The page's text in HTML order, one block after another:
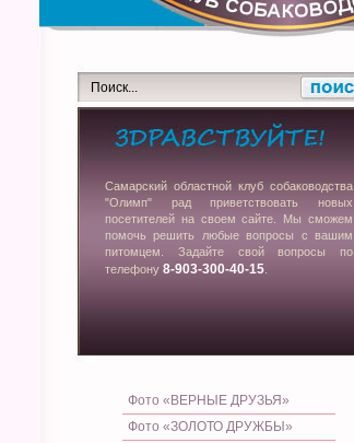
Самарский областной клуб собаководства
"Олимп" рад приветствовать новых
посетителей на своем сайте. Мы сможем
помочь решить любые вопросы с вашим
питомцем. Задайте свой вопросы по
телефону 8-903-300-40-15
Фото «ВЕРНЫЕ ДРУЗЬЯ»
Фото «ЗОЛОТО ДРУЖБЫ»